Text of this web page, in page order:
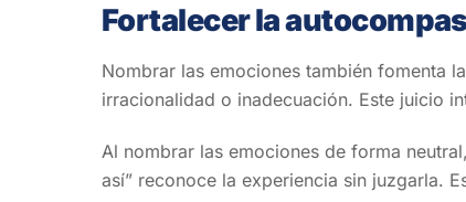
Fortalecer la
Nombrar las emociones también fomenta
irracionalidad o inadecuación. Este juicio
Al nombrar las emociones de forma
así” reconoce la experiencia sin juzgarla.